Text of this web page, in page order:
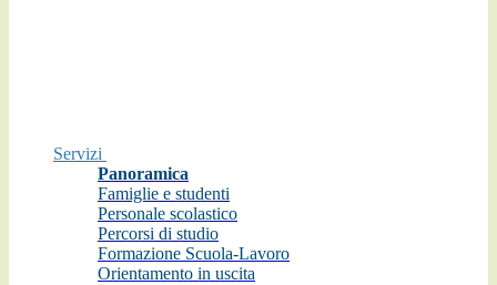
Servizi
Panoramica
Famiglie e studenti
Personale scolastico
Percorsi di studio
Formazione Scuola-Lavoro
Orientamento in uscita